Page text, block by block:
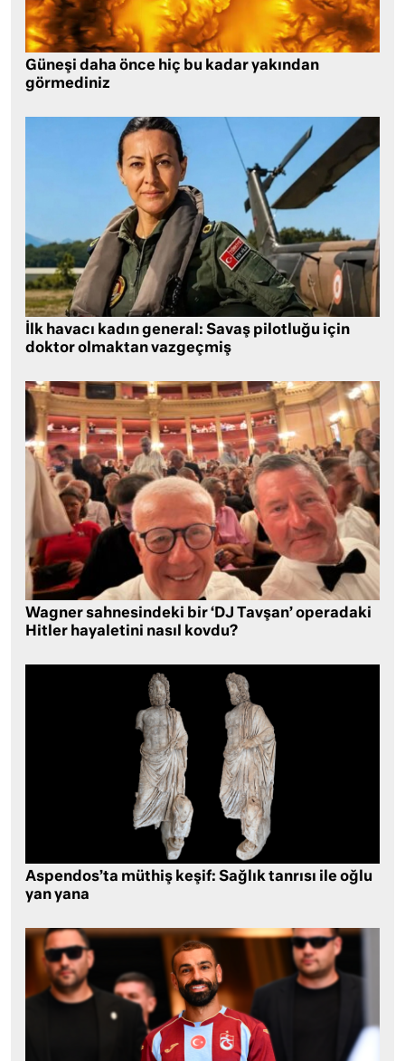
Güneşi daha önce hiç bu kadar yakından
görmediniz
İlk havacı kadın general: Savaş pilotluğu için
doktor olmaktan vazgeçmiş
Wagner sahnesindeki bir ‘DJ Tavşan’ operadaki
Hitler hayaletini nasıl kovdu?
Aspendos’ta müthiş keşif: Sağlık tanrısı ile oğlu
yan yana